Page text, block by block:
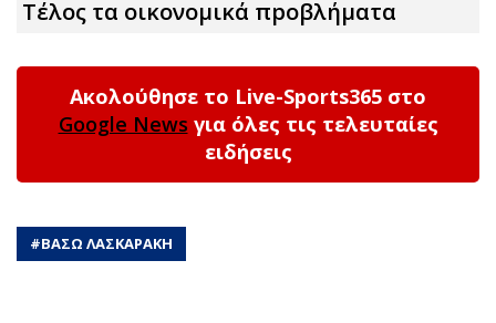
Τέλος τα οικονομικά πpοβλήματα
Ακολούθησε το Live-Sports365 στο
Google News για όλες τις τελευταίες
ειδήσεις
#ΒΑΣΩ ΛΑΣΚΑΡΑΚΗ